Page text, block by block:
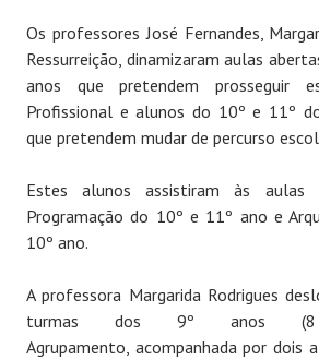
Os professores José Fernandes,
Ressurreição, dinamizaram aulas
anos que pretendem prosseguir
Profissional e alunos do 10º e 11º
que pretendem mudar de percurso
Estes alunos assistiram às aulas
Programação do 10º e 11º ano e
10º ano.
A professora Margarida Rodrigues
turmas dos 9º anos
Agrupamento, acompanhada por dois